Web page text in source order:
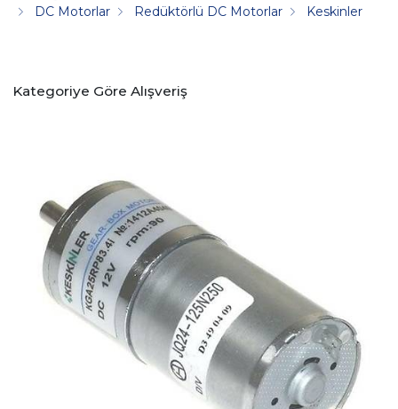
DC Motorlar
Redüktörlü DC Motorlar Keskinler
Kategoriye Göre Alışveriş